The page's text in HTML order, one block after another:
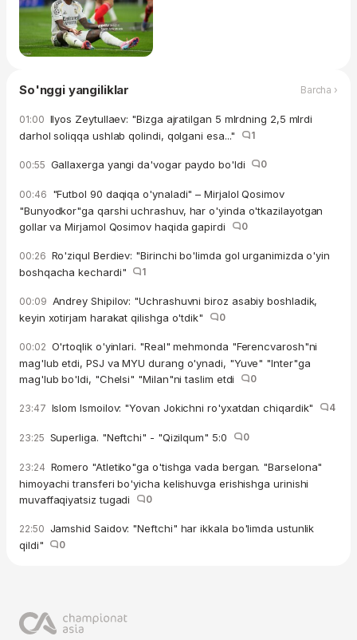
So'nggi yangiliklar Barcha ›
01:00 Ilyos Zeytullaev: "Bizga ajratilgan 5 mlrdning 2,5 mlrdi
darhol soliqqa ushlab qolindi, qolgani esa..."
1
00:55 Gallaxerga yangi da'vogar paydo bo'ldi 0
00:46 "Futbol 90 daqiqa o'ynaladi" – Mirjalol Qosimov
"Bunyodkor"ga qarshi uchrashuv, har o'yinda o'tkazilayotgan
gollar va Mirjamol Qosimov haqida gapirdi
0
00:26 Ro'ziqul Berdiev: "Birinchi bo'limda gol urganimizda o'yin
boshqacha kechardi"
1
00:09 Andrey Shipilov: "Uchrashuvni biroz asabiy boshladik,
keyin xotirjam harakat qilishga o'tdik"
0
00:02 O'rtoqlik o'yinlari. "Real" mehmonda "Ferencvarosh"ni
mag'lub etdi, PSJ va MYU durang o'ynadi, "Yuve" "Inter"ga
mag'lub bo'ldi, "Chelsi" "Milan"ni taslim etdi
0
23:47 Islom Ismoilov: "Yovan Jokichni ro'yxatdan chiqardik" 4
23:25 Superliga. "Neftchi" - "Qizilqum" 5:0 0
23:24 Romero "Atletiko"ga o'tishga vada bergan. "Barselona"
himoyachi transferi bo'yicha kelishuvga erishishga urinishi
muvaffaqiyatsiz tugadi
0
22:50 Jamshid Saidov: "Neftchi" har ikkala bo'limda ustunlik
qildi"
0